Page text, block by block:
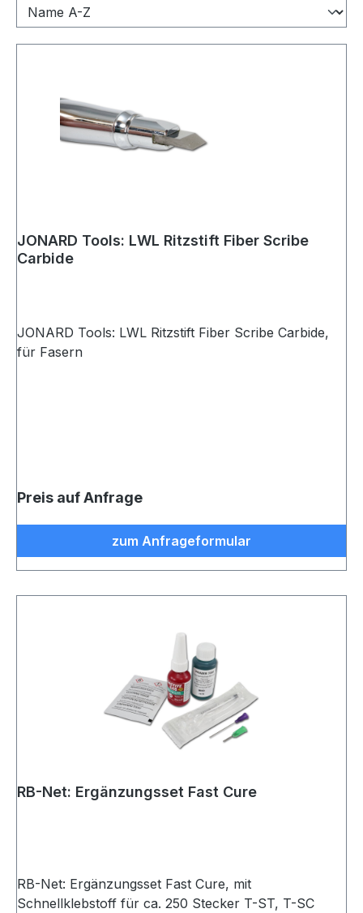
JONARD Tools: LWL Ritzstift Fiber Scribe
Carbide
JONARD Tools: LWL Ritzstift Fiber Scribe Carbide,
für Fasern
Preis auf Anfrage
zum Anfrageformular
RB-Net: Ergänzungsset Fast Cure
RB-Net: Ergänzungsset Fast Cure, mit
Schnellklebstoff für ca. 250 Stecker T-ST, T-SC